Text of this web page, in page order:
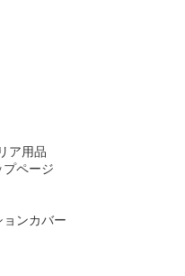
ア用品
プページ
ンカバー